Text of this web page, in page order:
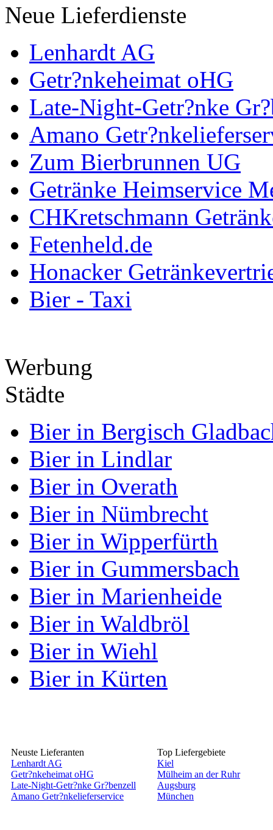
Neue Lieferdienste
Lenhardt AG
Getr?nkeheimat oHG
Late-Night-Getr?nke
Amano
Zum Bierbrunnen UG
Getränke Heimservice
CHKretschmann
Fetenheld.de
Honacker
Bier - Taxi
Werbung
Städte
Bier in Bergisch
Bier in Lindlar
Bier in Overath
Bier in Nümbrecht
Bier in Wipperfürth
Bier in Gummersbach
Bier in Marienheide
Bier in Waldbröl
Bier in Wiehl
Bier in Kürten
Neuste Lieferanten
Lenhardt AG
Getr?nkeheimat oHG
Late-Night-Getr?nke Gr?benzell
Amano Getr?nkelieferservice
Top Liefergebiete
Kiel
Mülheim an der Ruhr
Augsburg
München